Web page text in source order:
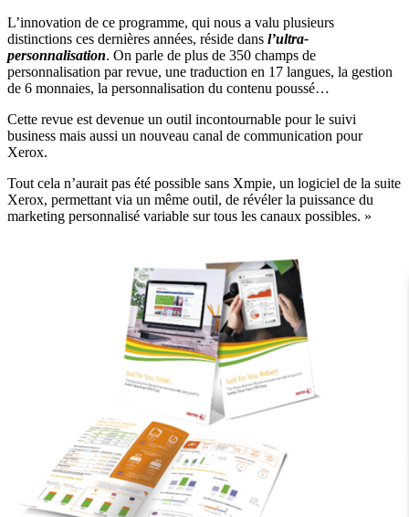
L’innovation de ce programme, qui nous a valu plusieurs
distinctions ces dernières années, réside dans l’ultra-
personnalisation. On parle de plus de 350 champs de
personnalisation par revue, une traduction en 17 langues, la gestion
de 6 monnaies, la personnalisation du contenu poussé…
Cette revue est devenue un outil incontournable pour le suivi
business mais aussi un nouveau canal de communication pour
Xerox.
Tout cela n’aurait pas été possible sans Xmpie, un logiciel de la suite
Xerox, permettant via un même outil, de révéler la puissance du
marketing personnalisé variable sur tous les canaux possibles. »